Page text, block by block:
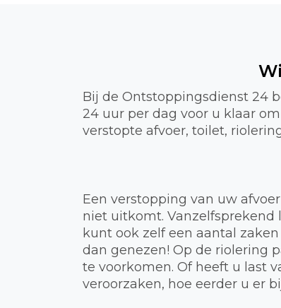
Bij de Ontstoppingsdienst 24
24 uur per dag voor u klaar
verstopte afvoer, toilet,
Een verstopping van uw
niet uitkomt. Vanzelfsprekend
kunt ook zelf een aantal
dan genezen! Op de riolering
te voorkomen. Of heeft u last
veroorzaken, hoe eerder u er